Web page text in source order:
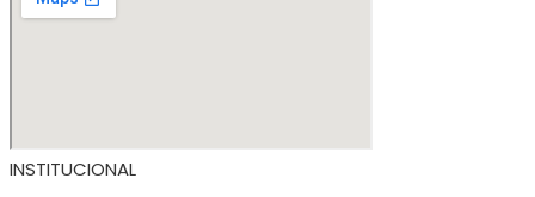
INSTITUCIONAL